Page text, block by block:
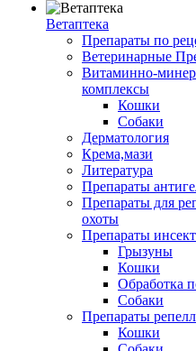
Ветаптека
Препараты по
Ветеринарные
Витаминно-
комплексы
Кошки
Собаки
Дерматология
Крема,мази
Литература
Препараты
Препараты для
охоты
Препараты
Грызуны
Кошки
Обработка
Собаки
Препараты
Кошки